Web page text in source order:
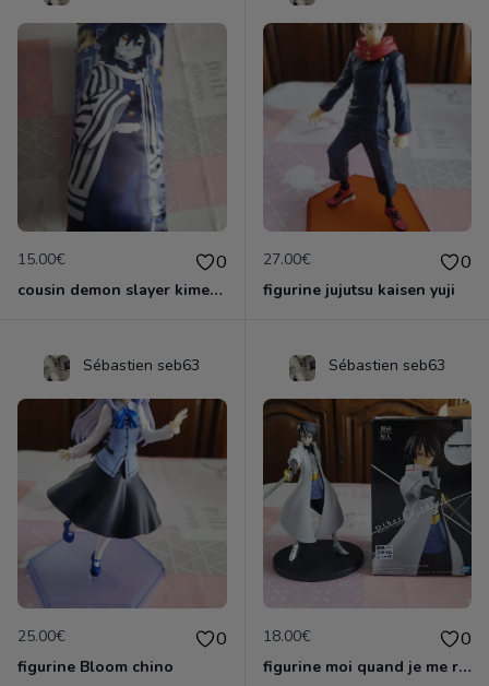
15.00€ 0
cousin demon slayer kimestsu neuf
27.00€ 0
figurine jujutsu kaisen yuji
Sébastien seb63
25.00€ 0
figurine Bloom chino
Sébastien seb63
18.00€ 0
figurine moi quand je me reincarne en slime